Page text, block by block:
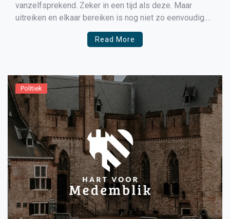
vanzelfsprekend. Zeker in een tijd als deze. Maar
uitreiken en elkaar bereiken is nog niet zo eenvoudig.
Niet iedereen durft zomaar hulp te vragen en mensen
die willen helpen vinden hun doelgroep niet. Hoe
Read More
Politiek